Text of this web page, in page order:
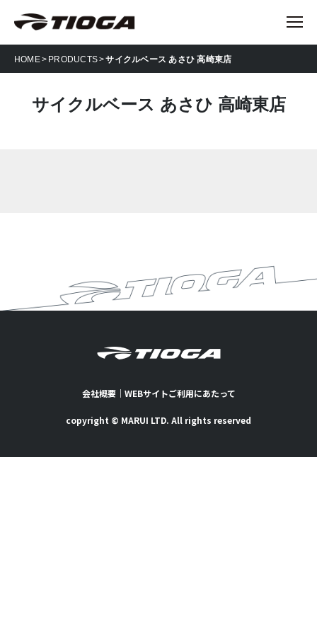
HOME PRODUCTS サイクルベース あさひ 高崎東店
サイクルベース あさひ 高崎東店
会社概要｜ WEBサイトご利用にあたって
copyright © MARUI LTD. All rights reserved